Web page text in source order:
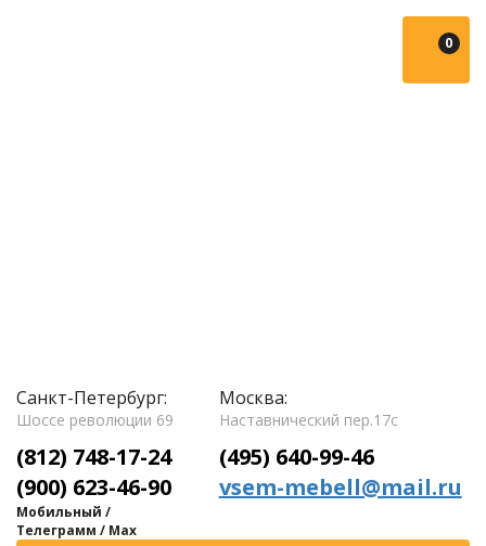
0
Санкт-Петербург:
Шоссе революции 69
(812) 748-17-24
(900) 623-46-90
Мобильный /
Телеграмм / Max
Москва:
Наставнический пер.17с
(495) 640-99-46
vsem-mebell@mail.ru